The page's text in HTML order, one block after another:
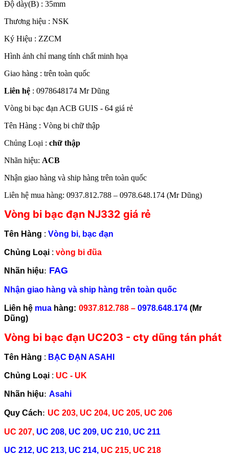
Độ dày(B) : 35mm
Thương hiệu : NSK
Ký Hiệu : ZZCM
Hình ảnh chỉ mang tính chất minh họa
Giao hàng : trên toàn quốc
Liên hệ : 0978648174 Mr Dũng
Vòng bi bạc đạn ACB GUIS - 64 giá rẻ
Tên Hàng : Vòng bi chữ thập
Chủng Loại : chữ thập
Nhãn hiệu: ACB
Nhận giao hàng và ship hàng trên toàn quốc
Liên hệ mua hàng: 0937.812.788 – 0978.648.174 (Mr Dũng)
Vòng bi bạc đạn NJ332 giá rẻ
Tên Hàng : Vòng bi, bạc đạn
Chủng Loại : vòng bi đũa
Nhãn hiệu: FAG
Nhận giao hàng và ship hàng trên toàn quốc
Liên hệ mua hàng: 0937.812.788 – 0978.648.174 (Mr
Dũng)
Vòng bi bạc đạn UC203 - cty dũng tán phát
Tên Hàng : BẠC ĐẠN ASAHI
Chủng Loại : UC - UK
Nhãn hiệu: Asahi
Quy Cách: UC 203, UC 204, UC 205, UC 206
UC 207, UC 208, UC 209, UC 210, UC 211
UC 212, UC 213, UC 214, UC 215, UC 218